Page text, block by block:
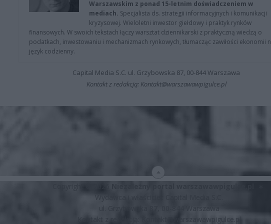
Warszawskim z ponad 15-letnim doświadczeniem w
mediach. Specjalista ds. strategii informacyjnych i komunikacji
kryzysowej. Wieloletni inwestor giełdowy i praktyk rynków
finansowych. W swoich tekstach łączy warsztat dziennikarski z praktyczną wiedzą o
podatkach, inwestowaniu i mechanizmach rynkowych, tłumacząc zawiłości ekonomii
język codzienny.
Capital Media S.C. ul. Grzybowska 87, 00-844 Warszawa
Kontakt z redakcją: Kontakt@warszawawpigulce.pl
ul. Grzybowska 87, 00-844 Warszawa
Kontakt z redakcją:
Kontakt@warszawawpigulce.pl